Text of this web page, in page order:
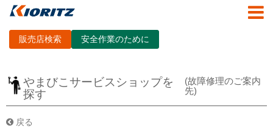
販売店検索 安全作業のために
やまびこサービスショップを
探す
(故障修理のご案内
先)
戻る